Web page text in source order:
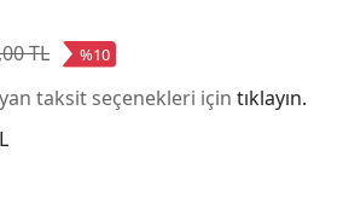
TL %10
taksit seçenekleri için tıklayın.